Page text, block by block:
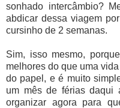
sonhado intercâmbio?
abdicar dessa viagem
cursinho de 2 semanas.
Sim, isso mesmo,
melhores do que uma
do papel, e é muito
um mês de férias
organizar agora para